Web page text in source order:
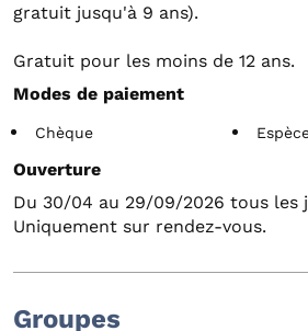
gratuit jusqu'à 9 ans).
Gratuit pour les moins de 12 ans.
Modes de paiement
Chèque
Ouverture
Du 30/04 au 29/09/2026 tous les
Uniquement sur rendez-vous.
Groupes